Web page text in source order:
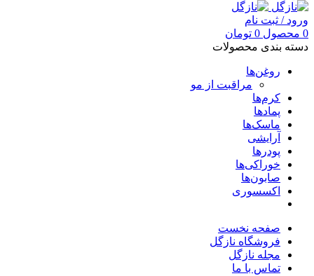
ورود / ثبت نام
0 محصول 0 تومان
دسته بندی محصولات
روغن‌ها
مراقبت از مو
کرم‌ها
پمادها
ماسک‌ها
آرایشی
پودرها
خوراکی‌ها
صابون‌ها
اکسسوری
صفحه نخست
فروشگاه نازگل
مجله نازگل
تماس با ما